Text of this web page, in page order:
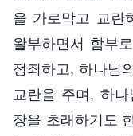
을 가로막고 교란
왈부하면서 함부
정죄하고, 하나님
교란을 주며, 하
장을 초래하기도